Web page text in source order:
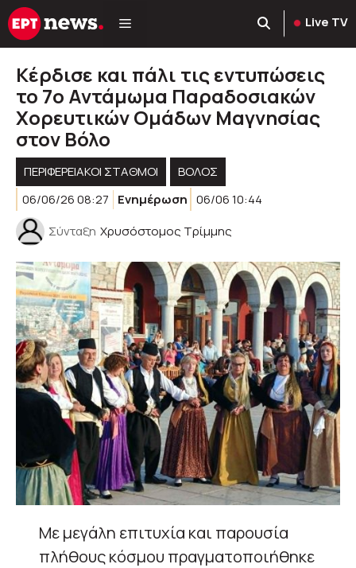
Μετάβαση
σε
Live TV
Κέρδισε και πάλι τις εντυπώσεις
το 7ο Αντάμωμα Παραδοσιακών
Χορευτικών Ομάδων Μαγνησίας
στον Βόλο
ΠΕΡΙΦΕΡΕΙΑΚΟΊ ΣΤΑΘΜΟΊ
ΒΟΛΟΣ
06/06/26 08:27
Ενημέρωση 06/06 10:44
Σύνταξη Χρυσόστομος Τρίμμης
Με μεγάλη επιτυχία και παρουσία
πλήθους κόσμου πραγματοποιήθηκε